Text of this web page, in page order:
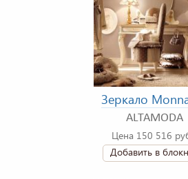
Зеркало
ALTAMODA
Цена 150 516
Добавить в